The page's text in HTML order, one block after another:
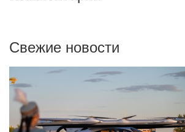
Свежие новости